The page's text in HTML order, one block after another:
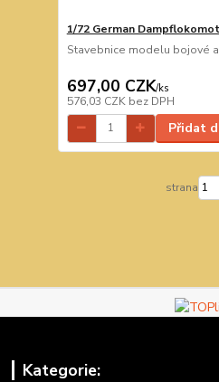
1/72 German
Stavebnice modelu bojové
697,00 CZK/ks
576,03 CZK bez DPH
Přidat
strana
Kategorie: